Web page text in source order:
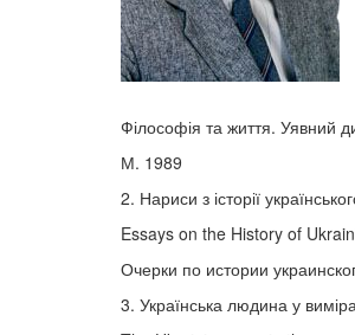
Філософія та життя. Уявний
М. 1989
2. Нариси з історії
Essays on the History of
Очерки по истории
3. Українська людина у